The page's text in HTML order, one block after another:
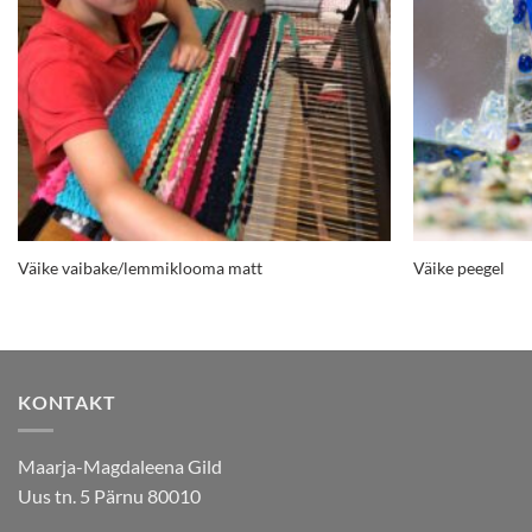
Väike vaibake/lemmiklooma matt Väike peegel
KONTAKT
Maarja-Magdaleena Gild
Uus tn. 5 Pärnu 80010